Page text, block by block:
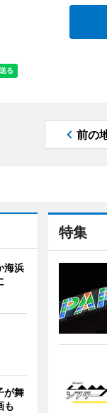
前の
特集
海浜
が舞
も